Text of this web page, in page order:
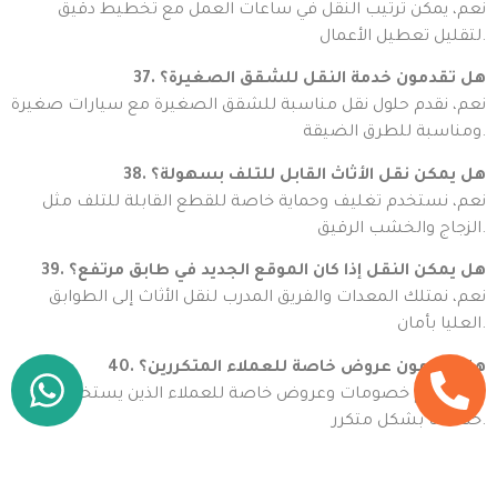
نعم، يمكن ترتيب النقل في ساعات العمل مع تخطيط دقيق
لتقليل تعطيل الأعمال.
37. هل تقدمون خدمة النقل للشقق الصغيرة؟
نعم، نقدم حلول نقل مناسبة للشقق الصغيرة مع سيارات صغيرة
ومناسبة للطرق الضيقة.
38. هل يمكن نقل الأثاث القابل للتلف بسهولة؟
نعم، نستخدم تغليف وحماية خاصة للقطع القابلة للتلف مثل
الزجاج والخشب الرقيق.
39. هل يمكن النقل إذا كان الموقع الجديد في طابق مرتفع؟
نعم، نمتلك المعدات والفريق المدرب لنقل الأثاث إلى الطوابق
العليا بأمان.
40. هل تقدمون عروض خاصة للعملاء المتكررين؟
نعم، نقدم خصومات وعروض خاصة للعملاء الذين يستخدمون
خدماتنا بشكل متكرر.